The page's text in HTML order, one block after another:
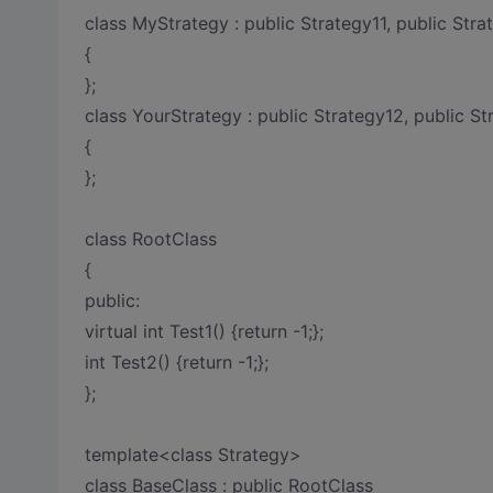
class MyStrategy : public Strategy11, public
{
};
class YourStrategy : public Strategy12, public
{
};
class RootClass
{
public:
virtual int Test1() {return -1;};
int Test2() {return -1;};
};
template<class Strategy>
class BaseClass : public RootClass